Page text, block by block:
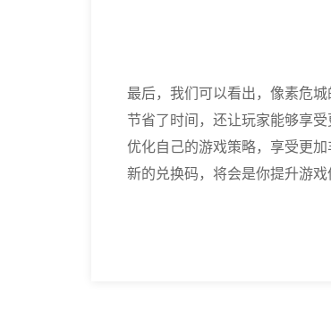
最后，我们可以看出，像素危
节省了时间，还让玩家能够享
优化自己的游戏策略，享受更
新的兑换码，将会是你提升游戏